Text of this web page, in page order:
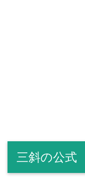
三斜の公式